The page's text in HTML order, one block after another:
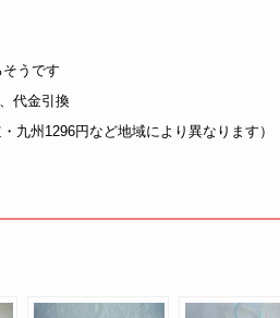
うです
代金引換
九州1296円など地域により異なります）